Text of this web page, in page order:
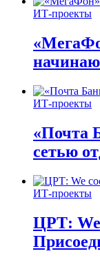
ИТ-проекты
ИТ-проекты
«Почта
сетью
ИТ-проекты
ЦРТ: We